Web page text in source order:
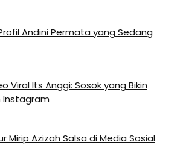
Andini Permata yang Sedang
Viral Its Anggi: Sosok yang Bikin
Instagram
Mirip Azizah Salsa di Media Sosial